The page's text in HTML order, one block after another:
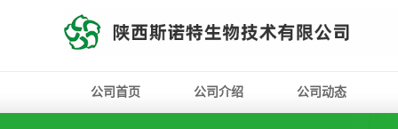
公司首页 公司介绍 公司动态